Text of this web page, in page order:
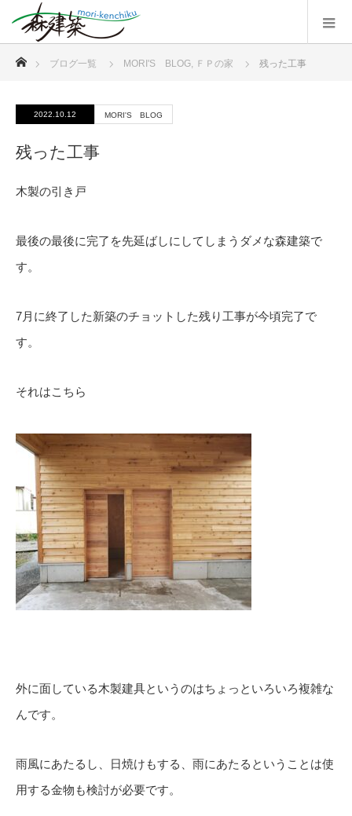
ブログ一覧 MORI'S BLOG, ＦＰの家 残った工事
2022.10.12 MORI'S BLOG
残った工事
木製の引き戸
最後の最後に完了を先延ばしにしてしまうダメな森建築で
す。
7月に終了した新築のチョットした残り工事が今頃完了で
す。
それはこちら
外に面している木製建具というのはちょっといろいろ複雑な
んです。
雨風にあたるし、日焼けもする、雨にあたるということは使
用する金物も検討が必要です。